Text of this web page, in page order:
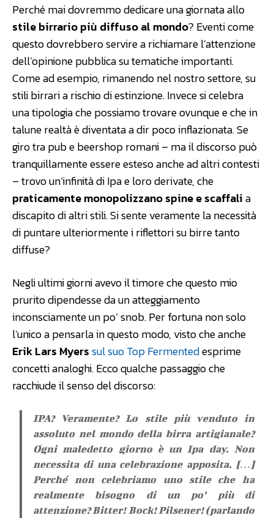
Perché mai dovremmo dedicare una giornata allo
stile birrario più diffuso al mondo? Eventi come
questo dovrebbero servire a richiamare l’attenzione
dell’opinione pubblica su tematiche importanti.
Come ad esempio, rimanendo nel nostro settore, su
stili birrari a rischio di estinzione. Invece si celebra
una tipologia che possiamo trovare ovunque e che in
talune realtà è diventata a dir poco inflazionata. Se
giro tra pub e beershop romani – ma il discorso può
tranquillamente essere esteso anche ad altri contesti
– trovo un’infinità di Ipa e loro derivate, che
praticamente monopolizzano spine e scaffalia
discapito di altri stili. Si sente veramente la necessità
di puntare ulteriormente i riflettori su birre tanto
diffuse?
Negli ultimi giorni avevo il timore che questo mio
prurito dipendesse da un atteggiamento
inconsciamente un po’ snob. Per fortuna non solo
l’unico a pensarla in questo modo, visto che anche
Erik Lars Myerssul suo Top Fermentedesprime
concetti analoghi. Ecco qualche passaggio che
racchiude il senso del discorso:
IPA? Veramente? Lo stile più venduto in
assoluto nel mondo della birra artigianale?
Ogni maledetto giorno è un Ipa day. Non
necessita di una celebrazione apposita. […]
Perché non celebriamo uno stile che ha
realmente bisogno di un po’ più di
attenzione? Bitter! Bock! Pilsener! (parlando